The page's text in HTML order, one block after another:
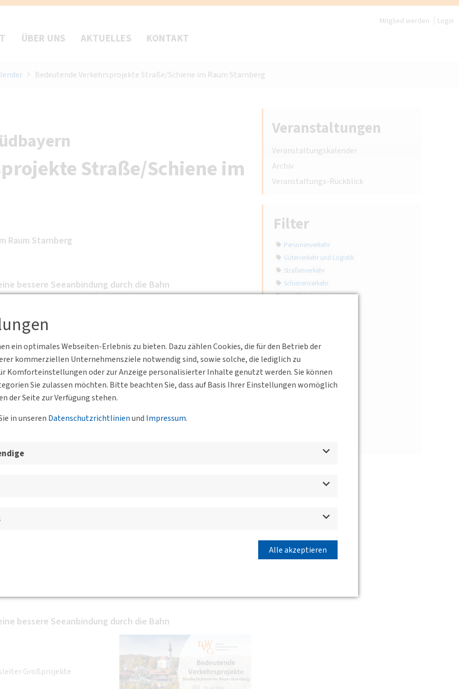
ein optimales Webseiten-Erlebnis zu bieten. Dazu zählen Cookies, die für den Betrieb der
kommerziellen Unternehmensziele notwendig sind, sowie solche, die lediglich zu
Komforteinstellungen oder zur Anzeige personalisierter Inhalte genutzt werden. Sie können
Sie zulassen möchten. Bitte beachten Sie, dass auf Basis Ihrer Einstellungen womöglich
der Seite zur Verfügung stehen.
in unseren Datenschutzrichtlinienund Impressum.
Alle akzeptieren
Mitglied werden Login
ÜBER UNS AKTUELLES KONTAKT
Bedeutende Verkehrsprojekte Straße/Schiene im Raum Starnberg
Straße/Schiene im
Raum Starnberg
bessere Seeanbindung durch die Bahn
Großprojekte
hier, sobald sie verfügbar sind.
der BVs und
Straße/Schiene im
Starnberg
bessere Seeanbindung durch die Bahn
Großprojekte
Veranstaltungen
Veranstaltungskalender
Archiv
Veranstaltungs-Rückblick
Filter
Personenverkehr
Güterverkehr und Logistik
Straßenverkehr
Schienenverkehr
Schifffahrt
Verkehrspolitik
Mobilitätsverhalten
Verkehrsplanung
Verkehrsökologie